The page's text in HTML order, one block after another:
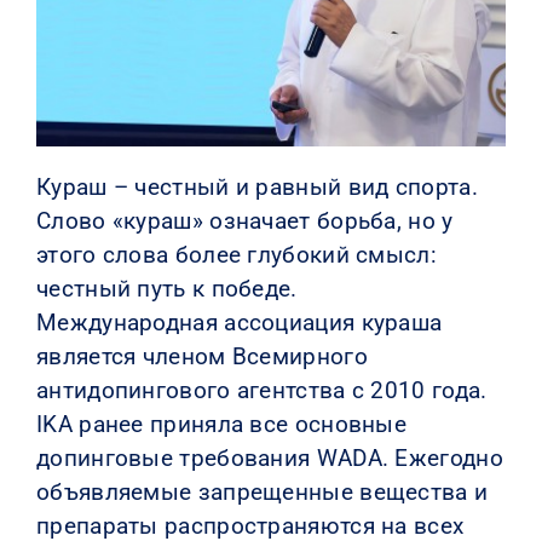
Кураш – честный и равный вид спорта.
Слово «кураш» означает борьба, но у
этого слова более глубокий смысл:
честный путь к победе.
Международная ассоциация кураша
является членом Всемирного
антидопингового агентства с 2010 года.
IKA ранее приняла все основные
допинговые требования WADA. Ежегодно
объявляемые запрещенные вещества и
препараты распространяются на всех